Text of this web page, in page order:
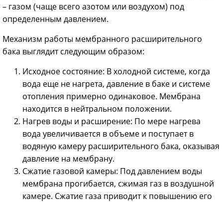
– газом (чаще всего азотом или воздухом) под
определенным давлением.
Механизм работы мембранного расширительного
бака выглядит следующим образом:
Исходное состояние: В холодной системе, когда
вода еще не нагрета, давление в баке и системе
отопления примерно одинаковое. Мембрана
находится в нейтральном положении.
Нагрев воды и расширение: По мере нагрева
вода увеличивается в объеме и поступает в
водяную камеру расширительного бака, оказывая
давление на мембрану.
Сжатие газовой камеры: Под давлением воды
мембрана прогибается, сжимая газ в воздушной
камере. Сжатие газа приводит к повышению его